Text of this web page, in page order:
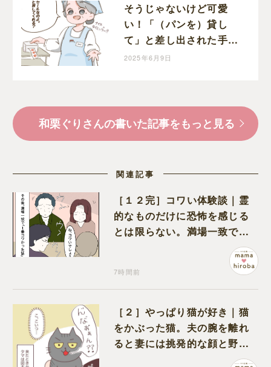
そうじゃないけど可愛
い！「（パンを）貸し
て」と差し出された手に
反射的に自分の手を重ね
2025年6月9日
和栗ぐりさんの書いた記事をもっと見る
関連記事
［１２完］コワい体験談｜霊
的なものだけに恐怖を感じる
とは限らない。満場一致でコ
ワいと認定された意外な体験
7時間前
［２］やっぱり猫が好き｜猫
をかぶった猫。夫の腕を離れ
ると妻には挑発的な顔と野太